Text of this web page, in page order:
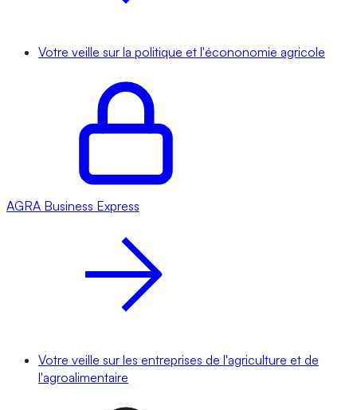
Votre veille sur la politique et l'écononomie agricole
AGRA Business Express
Votre veille sur les entreprises de l'agriculture et de
l'agroalimentaire